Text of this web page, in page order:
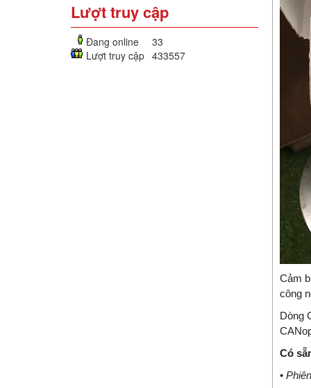
Lượt truy cập
Đang online
33
Lượt truy cập 433557
Cảm
công
Dòng
Có
•